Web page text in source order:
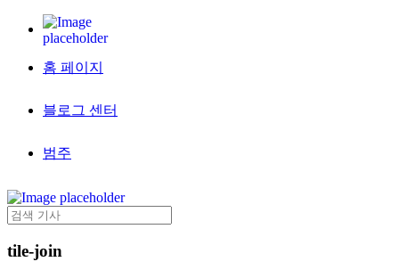
홈 페이지
블로그 센터
범주
tile-join